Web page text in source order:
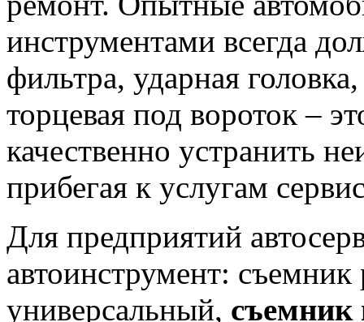
инструментами всегда
фильтра, ударная
торцевая под вороток –
качественно устранить
прибегая к услугам
Для предприятий
автоинструмент: съемник
универсальный, съемник